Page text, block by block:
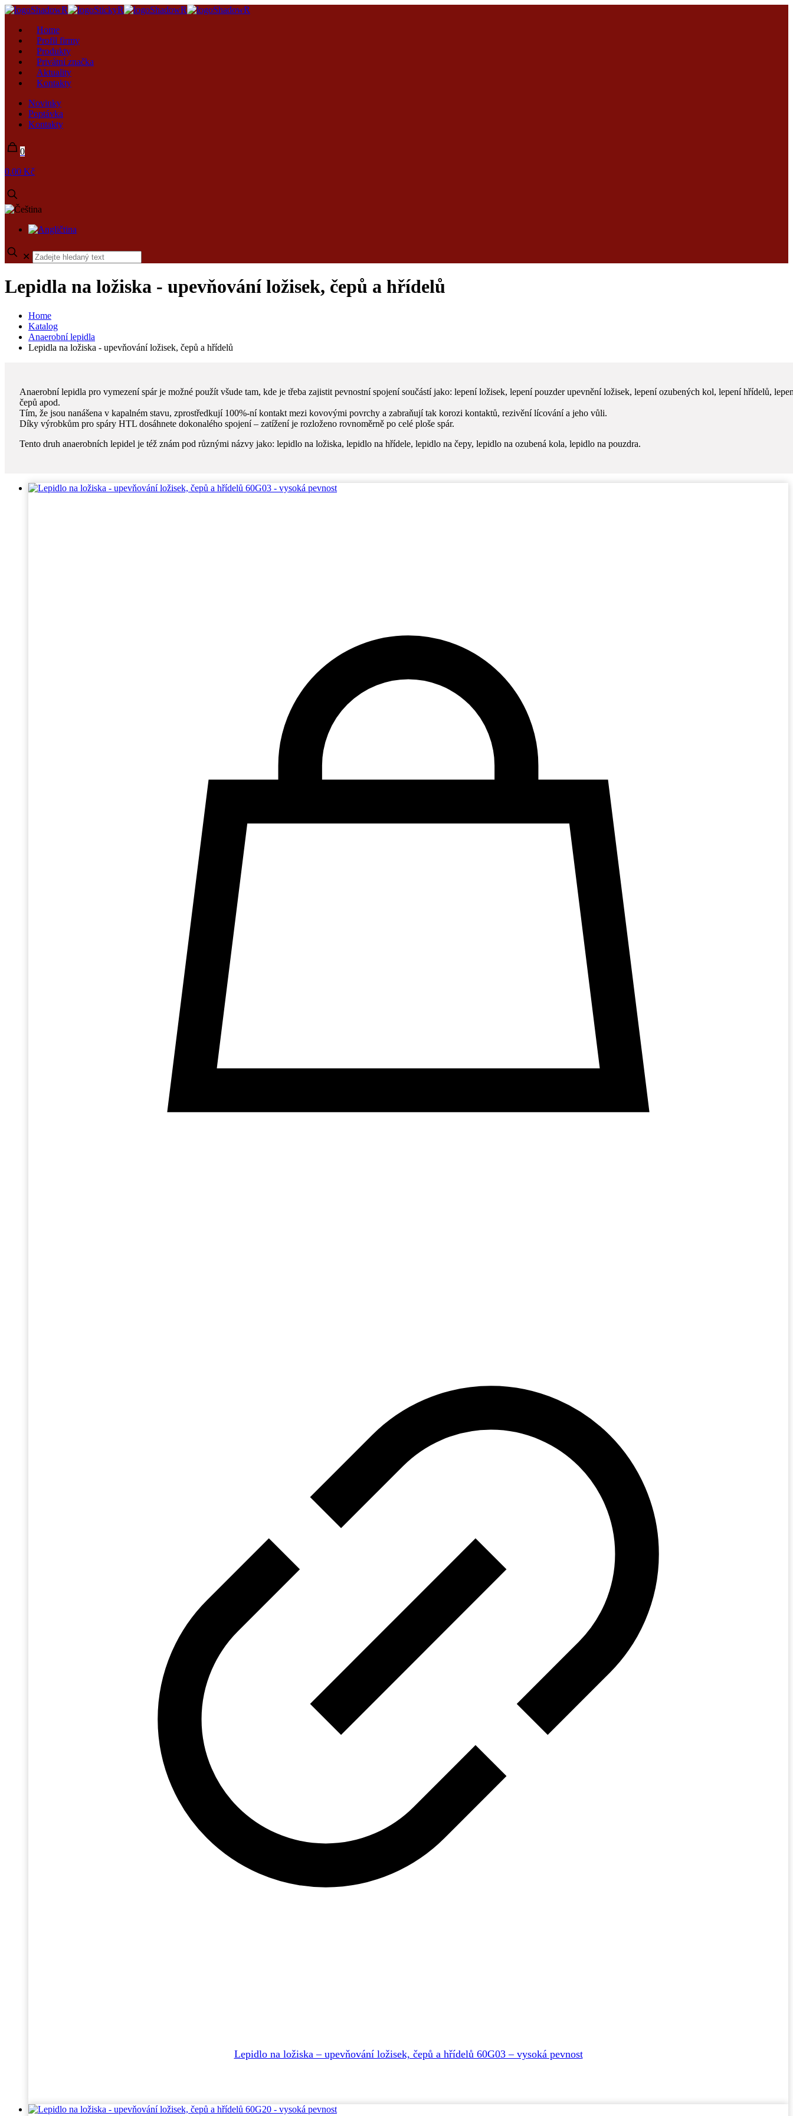
Home
Profil firmy
Produkty
Privátní značka
Aktuality
Kontakty
Novinky
Poptávka
Kontakty
0
0.00 Kč
✕
Lepidla na ložiska - upevňování ložisek, čepů a hřídelů
Home
Katalog
Anaerobní lepidla
Lepidla na ložiska - upevňování ložisek, čepů a hřídelů
Anaerobní lepidla pro vymezení spár je možné použít všude tam, kde je třeba zajistit pevnostní spojení součástí jako: lepení ložisek, lepení pouzder upevnění ložisek, lepení ozubených kol, lepení hřídelů,
čepů apod.
Tím, že jsou nanášena v kapalném stavu, zprostředkují 100%-ní kontakt mezi kovovými povrchy a zabraňují tak korozi kontaktů, rezivění lícování a jeho vůli.
Díky výrobkům pro spáry HTL dosáhnete dokonalého spojení – zatížení je rozloženo rovnoměrně po celé ploše spár.
Tento druh anaerobních lepidel je též znám pod různými názvy jako: lepidlo na ložiska, lepidlo na hřídele, lepidlo na čepy, lepidlo na ozubená kola, lepidlo na pouzdra.
Lepidlo na ložiska – upevňování ložisek, čepů a hřídelů 60G03 – vysoká pevnost